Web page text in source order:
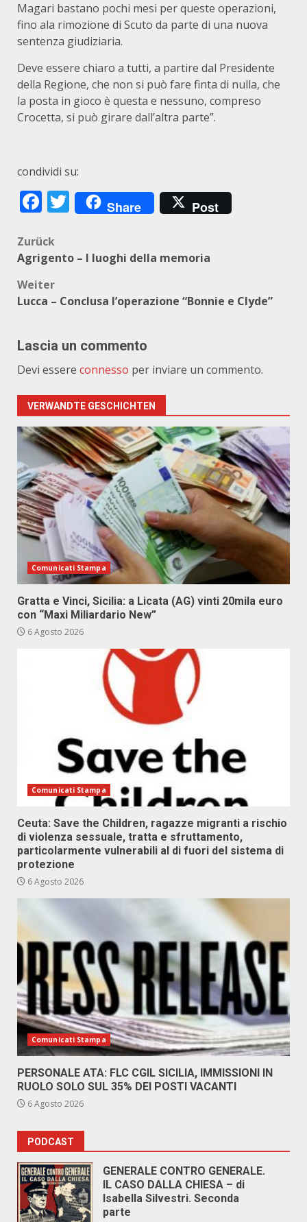
Magari bastano pochi mesi per queste operazioni,
fino ala rimozione di Scuto da parte di una nuova
sentenza giudiziaria.
Deve essere chiaro a tutti, a partire dal Presidente
della Regione, che non si può fare finta di nulla, che
la posta in gioco è questa e nessuno, compreso
Crocetta, si può girare dall’altra parte”.
condividi su:
Facebook
Twitter
Share Post
Beitragsnavigation
Zurück
Agrigento – I luoghi della memoria
Weiter
Lucca – Conclusa l’operazione “Bonnie e Clyde”
Lascia un commento
Devi essere connesso per inviare un commento.
VERWANDTE GESCHICHTEN
Comunicati Stampa
Gratta e Vinci, Sicilia: a Licata (AG) vinti 20mila euro
con “Maxi Miliardario New”
6 Agosto 2026
Comunicati Stampa
Ceuta: Save the Children, ragazze migranti a rischio
di violenza sessuale, tratta e sfruttamento,
particolarmente vulnerabili al di fuori del sistema di
protezione
6 Agosto 2026
Comunicati Stampa
PERSONALE ATA: FLC CGIL SICILIA, IMMISSIONI IN
RUOLO SOLO SUL 35% DEI POSTI VACANTI
6 Agosto 2026
PODCAST
GENERALE CONTRO GENERALE.
IL CASO DALLA CHIESA – di
Isabella Silvestri. Seconda
parte